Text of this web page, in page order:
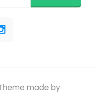
made by